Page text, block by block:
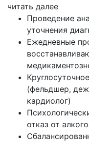
читать далее
Проведение
уточнения
Ежедневные
(фельдшер,
кардиолог)
отказ от